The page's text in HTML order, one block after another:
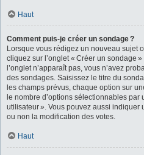
Haut
Comment puis-je créer un sondage ?
Lorsque vous rédigez un nouveau sujet
cliquez sur l’onglet « Créer un sondage
l’onglet n’apparaît pas, vous n’avez
des sondages. Saisissez le titre du
les champs prévus, chaque option sur
le nombre d’options sélectionnables par
utilisateur ». Vous pouvez aussi
ou non la modification des votes.
Haut